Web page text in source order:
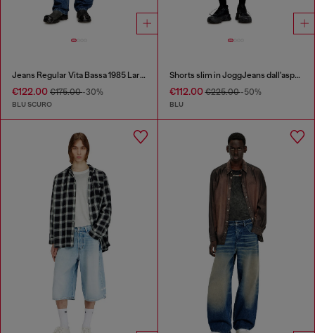
Jeans Regular Vita Bassa 1985 Larkee
€122.00 €175.00-30%
BLU SCURO
Shorts slim in JoggJeans dall'aspetto clean
€112.00€225.00-50%
BLU